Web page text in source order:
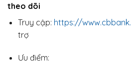
theo dõi
Truy cập: https://
trợ
Ưu điểm: